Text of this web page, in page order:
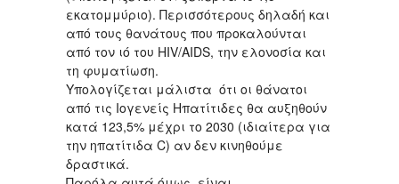
εκατομμύριο). Περισσότερους δηλαδή και
από τους θανάτους που προκαλούνται
από τον ιό του HIV/AIDS, την ελονοσία και
τη φυματίωση.
Υπολογίζεται μάλιστα ότι οι θάνατοι
από τις Ιογενείς Ηπατίτιδες θα αυξηθούν
κατά 123,5% μέχρι το 2030 (ιδιαίτερα για
την ηπατίτιδα C) αν δεν κινηθούμε
δραστικά.